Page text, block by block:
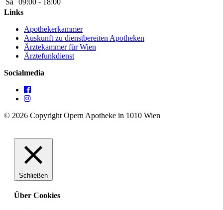
Sa
09:00 - 18:00
Links
Apothekerkammer
Auskunft zu dienstbereiten Apotheken
Ärztekammer für Wien
Ärztefunkdienst
Socialmedia
© 2026 Copyright Opern Apotheke in 1010 Wien
Schließen
Über Cookies